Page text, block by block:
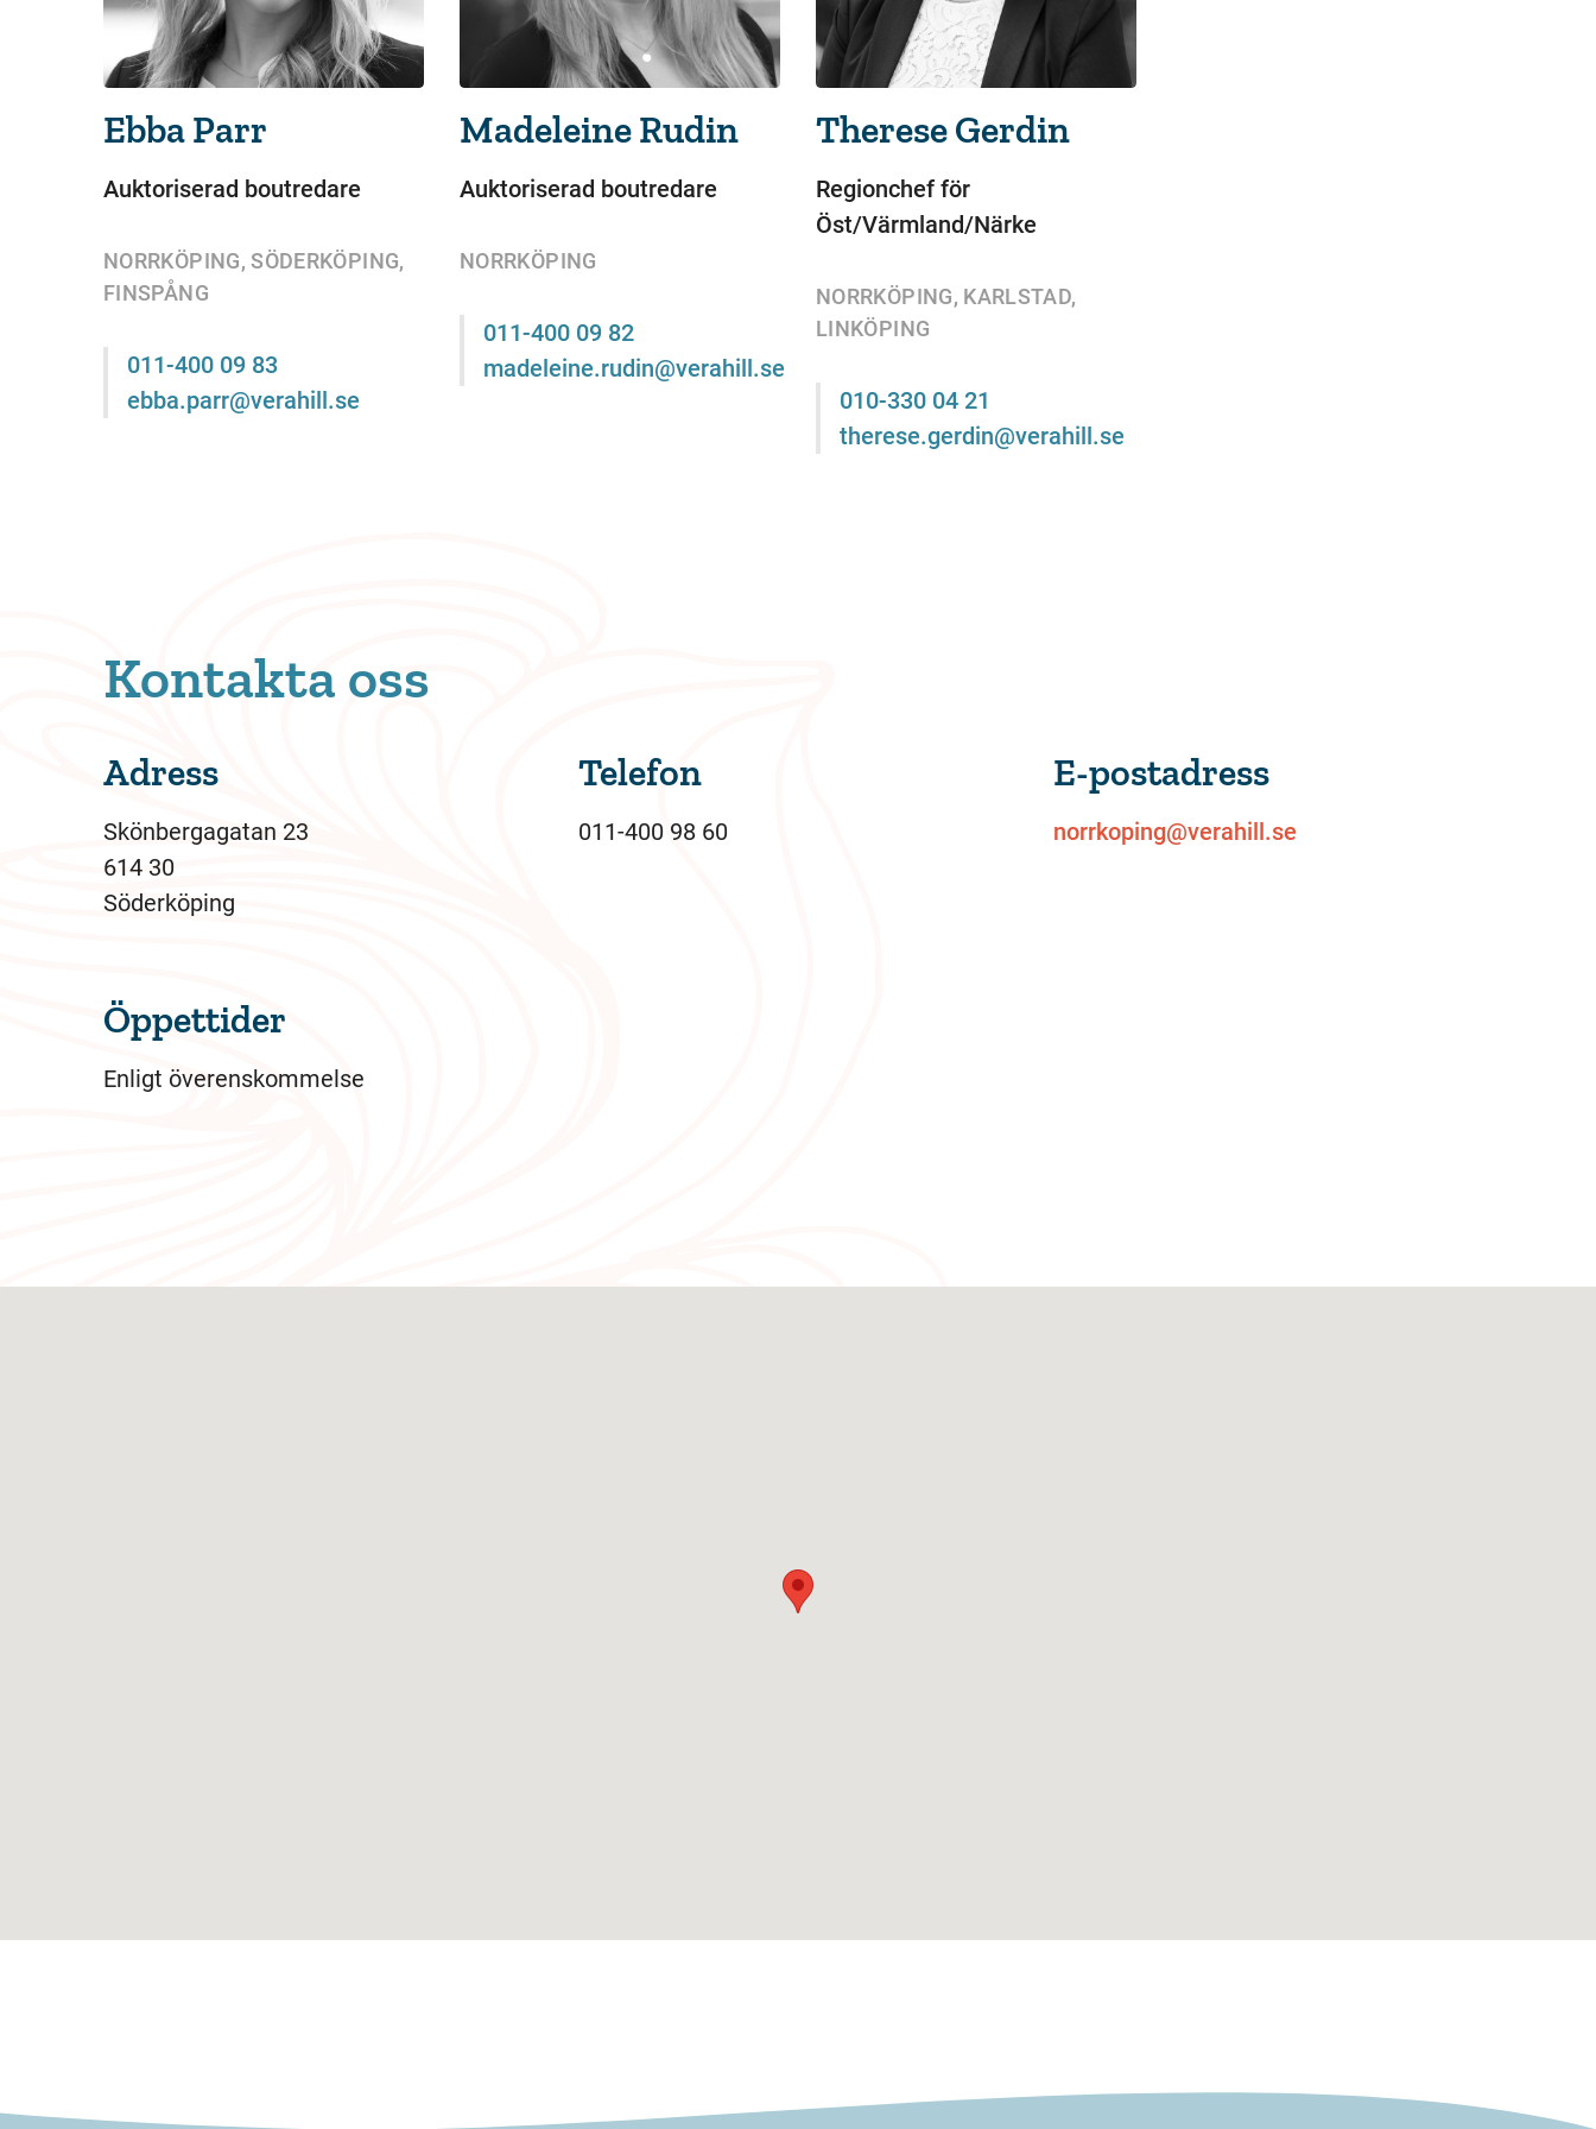
Ebba Parr
Auktoriserad boutredare
NORRKÖPING, SÖDERKÖPING,
FINSPÅNG
011-400 09 83
ebba.parr@verahill.se
Madeleine Rudin
Auktoriserad boutredare
NORRKÖPING
011-400 09 82
madeleine.rudin@verahill.se
Therese Gerdin
Regionchef för
Öst/Värmland/Närke
NORRKÖPING, KARLSTAD,
LINKÖPING
010-330 04 21
therese.gerdin@verahill.se
Kontakta oss
Adress
Skönbergagatan 23
614 30
Söderköping
Öppettider
Enligt överenskommelse
Telefon
011-400 98 60
E-postadress
norrkoping@verahill.se